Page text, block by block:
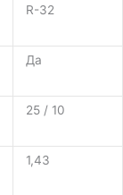
R-32
Да
25 / 10
1,43